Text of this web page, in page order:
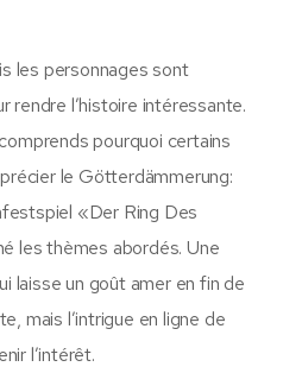
les personnages sont
l’histoire intéressante.
pourquoi certains
le Götterdämmerung:
«Der Ring Des
les thèmes abordés. Une
laisse un goût amer en fin de
mais l’intrigue en ligne de
l’intérêt.